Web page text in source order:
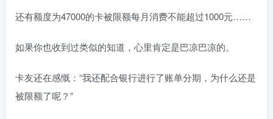
还有额度为47000的卡被限额每月消费不能超过1000元……
如果你也收到过类似的知道，心里肯定是巴凉巴凉的。
卡友还在感慨：“我还配合银行进行了账单分期，为什么还是
被限额了呢？”